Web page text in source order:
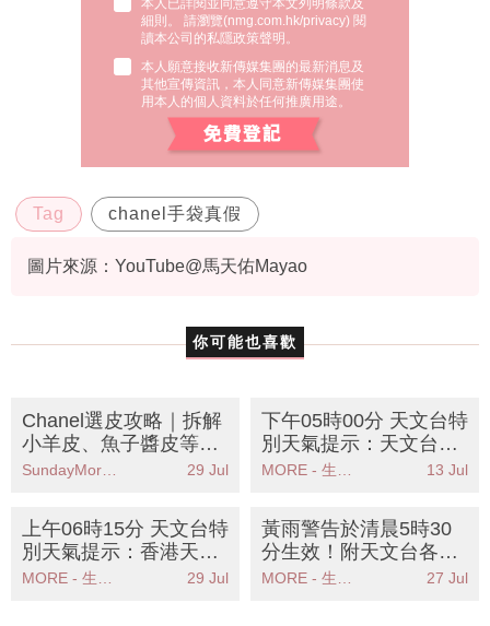
本人已詳閱並同意遵守本文列明條款及
細則。 請瀏覽(nmg.com.hk/privacy) 閱
讀本公司的私隱政策聲明。
本人願意接收新傳媒集團的最新消息及
其他宣傳資訊，本人同意新傳媒集團使
用本人的個人資料於任何推廣用途。
Tag chanel手袋真假
圖片來源：YouTube@馬天佑Mayao
你可能也喜歡
Chanel選皮攻略｜拆解
小羊皮、魚子醬皮等5
大皮革優缺點 哪款最耐
29 Jul
下午05時00分 天文台特
別天氣提示：天文台可
能今晚至明早發出一號
13 Jul
上午06時15分 天文台特
別天氣提示：香港天文
台發出強陣風警告市民
MORE - 生活品味 29 Jul
黃雨警告於清晨5時30
分生效！附天文台各區
雨量分佈圖
MORE - 生活品味 27 Jul